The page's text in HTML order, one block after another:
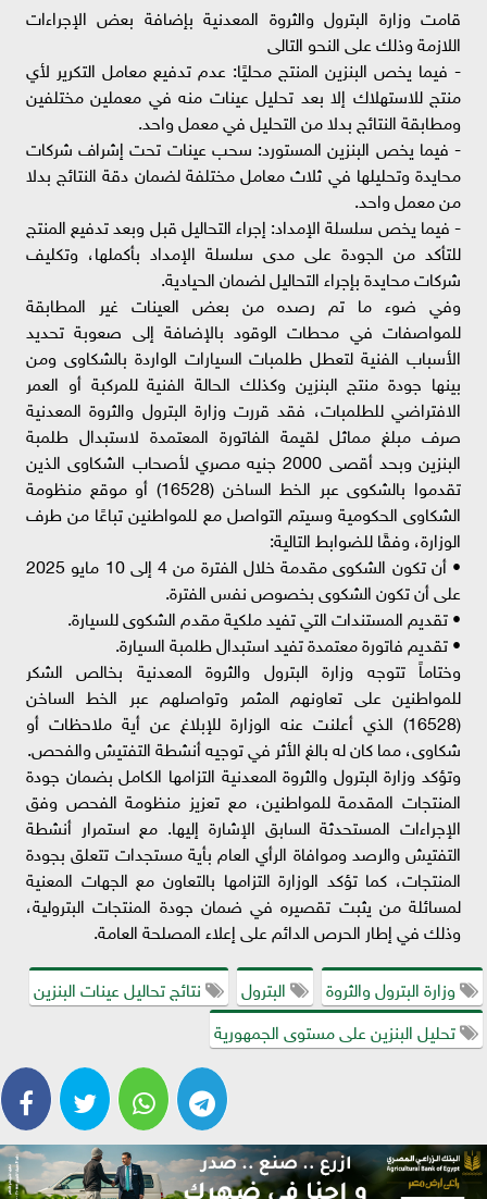
قامت وزارة البترول والثروة المعدنية بإضافة بعض الإجراءات
اللازمة وذلك على النحو التالى
- فيما يخص البنزين المنتج محليًا: عدم تدفيع معامل التكرير لأي
منتج للاستهلاك إلا بعد تحليل عينات منه في معملين مختلفين
ومطابقة النتائج بدلا من التحليل في معمل واحد.
- فيما يخص البنزين المستورد: سحب عينات تحت إشراف شركات
محايدة وتحليلها في ثلاث معامل مختلفة لضمان دقة النتائج بدلا
من معمل واحد.
- فيما يخص سلسلة الإمداد: إجراء التحاليل قبل وبعد تدفيع المنتج
للتأكد من الجودة على مدى سلسلة الإمداد بأكملها، وتكليف
شركات محايدة بإجراء التحاليل لضمان الحيادية.
وفي ضوء ما تم رصده من بعض العينات غير المطابقة
للمواصفات في محطات الوقود بالإضافة إلى صعوبة تحديد
الأسباب الفنية لتعطل طلمبات السيارات الواردة بالشكاوى ومن
بينها جودة منتج البنزين وكذلك الحالة الفنية للمركبة أو العمر
الافتراضي للطلمبات، فقد قررت وزارة البترول والثروة المعدنية
صرف مبلغ مماثل لقيمة الفاتورة المعتمدة لاستبدال طلمبة
البنزين وبحد أقصى 2000 جنيه مصري لأصحاب الشكاوى الذين
تقدموا بالشكوى عبر الخط الساخن (16528) أو موقع منظومة
الشكاوى الحكومية وسيتم التواصل مع للمواطنين تباعًا من طرف
الوزارة، وفقًا للضوابط التالية:
• أن تكون الشكوى مقدمة خلال الفترة من 4 إلى 10 مايو 2025
على أن تكون الشكوى بخصوص نفس الفترة.
• تقديم المستندات التي تفيد ملكية مقدم الشكوى للسيارة.
• تقديم فاتورة معتمدة تفيد استبدال طلمبة السيارة.
وختاماً تتوجه وزارة البترول والثروة المعدنية بخالص الشكر
للمواطنين على تعاونهم المثمر وتواصلهم عبر الخط الساخن
(16528) الذي أعلنت عنه الوزارة للإبلاغ عن أية ملاحظات أو
شكاوى، مما كان له بالغ الأثر في توجيه أنشطة التفتيش والفحص.
وتؤكد وزارة البترول والثروة المعدنية التزامها الكامل بضمان جودة
المنتجات المقدمة للمواطنين، مع تعزيز منظومة الفحص وفق
الإجراءات المستحدثة السابق الإشارة إليها. مع استمرار أنشطة
التفتيش والرصد وموافاة الرأي العام بأية مستجدات تتعلق بجودة
المنتجات، كما تؤكد الوزارة التزامها بالتعاون مع الجهات المعنية
لمسائلة من يثبت تقصيره في ضمان جودة المنتجات البترولية،
وذلك في إطار الحرص الدائم على إعلاء المصلحة العامة.
وزارة البترول والثروة
البترول
نتائج تحاليل عينات البنزين
تحليل البنزين على مستوى الجمهورية